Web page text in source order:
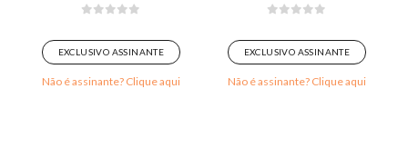
EXCLUSIVO ASSINANTE
Não é assinante? Clique aqui
EXCLUSIVO ASSINANTE
Não é assinante? Clique aqui